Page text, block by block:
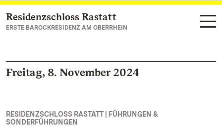
Zum Hauptinhalt springen
Residenzschloss Rastatt
ERSTE BAROCKRESIDENZ AM OBERRHEIN
Freitag, 8. November 2024
RESIDENZSCHLOSS RASTATT | FÜHRUNGEN &
SONDERFÜHRUNGEN